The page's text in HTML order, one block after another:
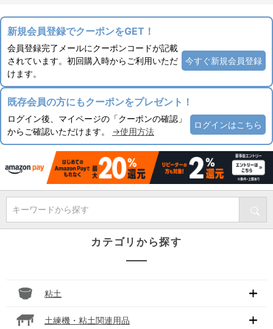
新規会員登録でクーポンをGET！
会員登録完了メールにクーポンコードが記載
されています。初回購入時からご利用いただ
けます。
今すぐ新規会員登録
既存会員の方にもクーポンをプレゼント！
ログイン後、マイページの「クーポンの確認」
からご確認いただけます。 →使用方法
ログインはこちら
キーワードから探す
カテゴリから探す
粘土
土練機・粘土関連用品